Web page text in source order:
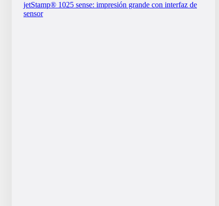
jetStamp® 1025 sense: impresión grande con interfaz de
sensor